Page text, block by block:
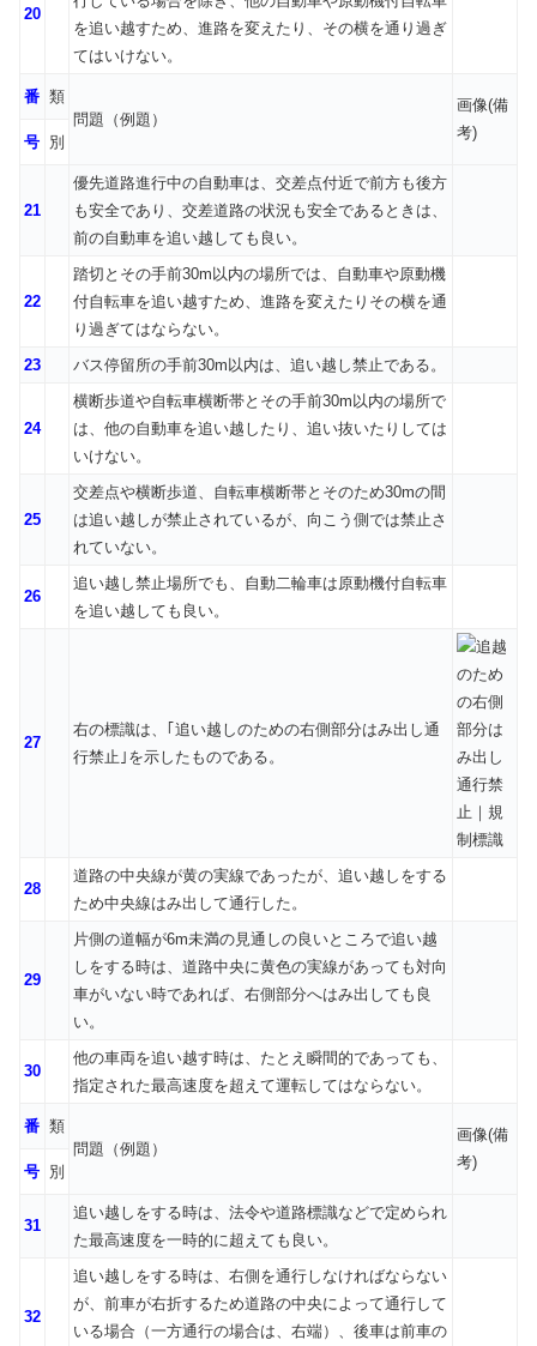
20
を追い越すため、進路を変えたり、その横を通り過ぎ
てはいけない。
番 類
問題（例題）
画像(備
考)
号 別
21
優先道路進行中の自動車は、交差点付近で前方も後方
も安全であり、交差道路の状況も安全であるときは、
前の自動車を追い越しても良い。
22
踏切とその手前30m以内の場所では、自動車や原動機
付自転車を追い越すため、進路を変えたりその横を通
り過ぎてはならない。
23
バス停留所の手前30m以内は、追い越し禁止である。
24
横断歩道や自転車横断帯とその手前30m以内の場所で
は、他の自動車を追い越したり、追い抜いたりしては
いけない。
25
交差点や横断歩道、自転車横断帯とそのため30mの間
は追い越しが禁止されているが、向こう側では禁止さ
れていない。
26
追い越し禁止場所でも、自動二輪車は原動機付自転車
を追い越しても良い。
27
右の標識は、｢追い越しのための右側部分はみ出し通
行禁止｣を示したものである。
28
道路の中央線が黄の実線であったが、追い越しをする
ため中央線はみ出して通行した。
29
片側の道幅が6m未満の見通しの良いところで追い越
しをする時は、道路中央に黄色の実線があっても対向
車がいない時であれば、右側部分へはみ出しても良
い。
30
他の車両を追い越す時は、たとえ瞬間的であっても、
指定された最高速度を超えて運転してはならない。
番 類
問題（例題）
画像(備
考)
号 別
31
追い越しをする時は、法令や道路標識などで定められ
た最高速度を一時的に超えても良い。
32
追い越しをする時は、右側を通行しなければならない
が、前車が右折するため道路の中央によって通行して
いる場合（一方通行の場合は、右端）、後車は前車の